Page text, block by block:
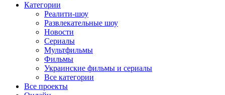
Категории
Реалити-шоу
Развлекательные шоу
Новости
Сериалы
Мультфильмы
Фильмы
Украинские фильмы и сериалы
Все категории
Все проекты